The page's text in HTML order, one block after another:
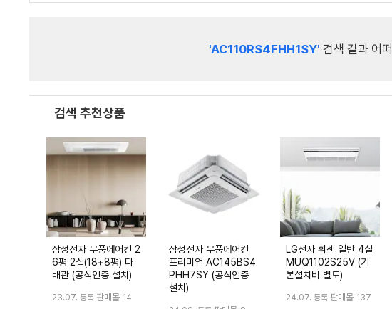
'AC110RS4FHH1SY' 검색 결과 어
검색 추천상품
삼성전자 무풍에어컨 2
6평 2실(18+8평) 다
배관 (공식인증 설치)
23.07. 등록 판매몰 14
삼성전자 무풍에어컨
프리미엄 AC145BS4
PHH7SY (공식인증
설치)
LG전자 휘센 일반 4실
MUQ1102S25V (기
본설치비 별도)
24.07. 등록 판매몰 137